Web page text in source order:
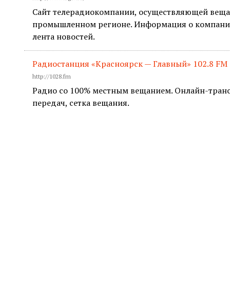
Сайт телерадиокомпании, осуществляющей
промышленном регионе. Информация о
лента новостей.
Радиостанция «Красноярск — Главный» 102.8 FM
http://1028.fm
Радио со 100% местным вещанием. Онлайн-
передач, сетка вещания.